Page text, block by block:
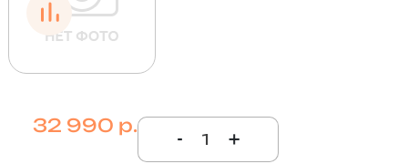
32 990 р.
- +